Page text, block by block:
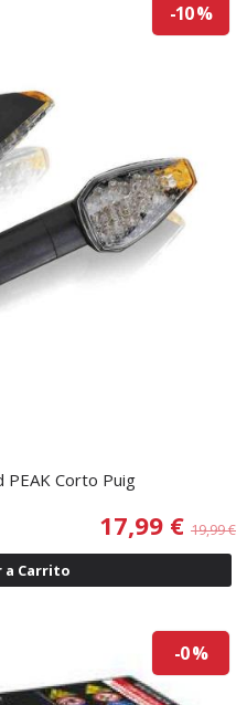
-10 %
Corto Puig
17,99 € 19,99 €
a Carrito
-0 %